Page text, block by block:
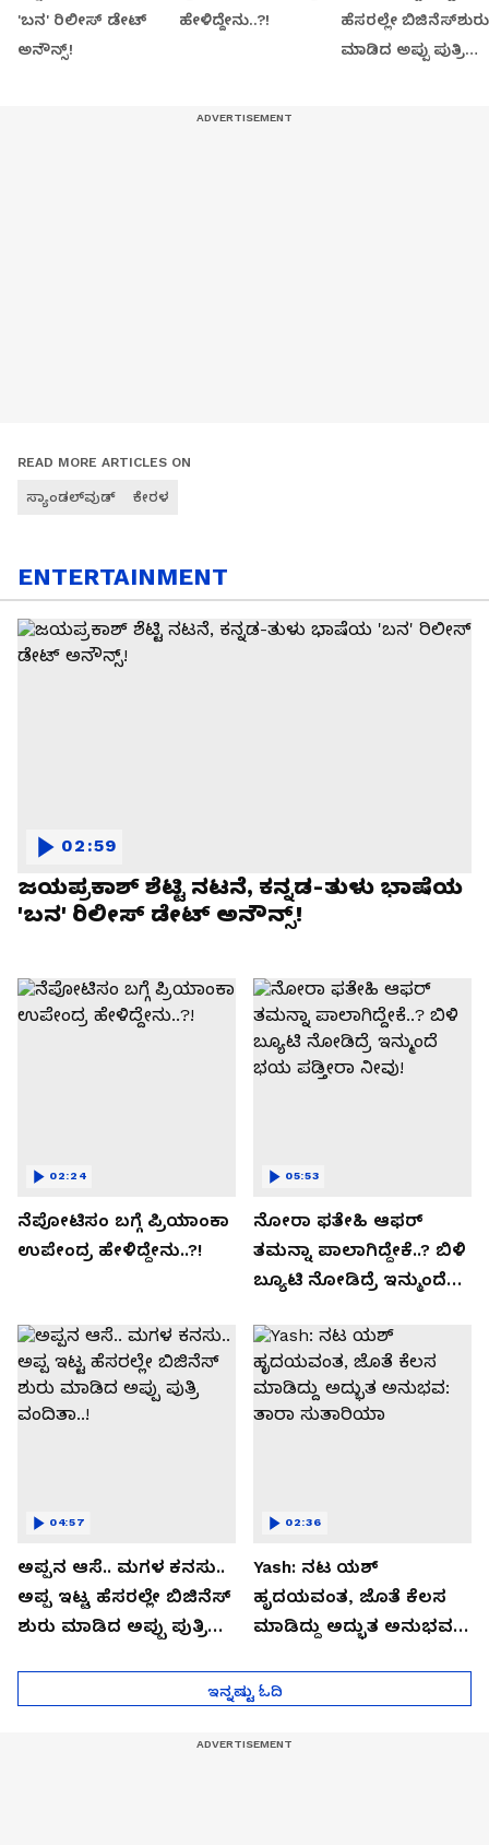
'ಬನ' ರಿಲೀಸ್ ಡೇಟ್
ಅನೌನ್ಸ್!
ಹೇಳಿದ್ದೇನು..?!
ಹೆಸರಲ್ಲೇ ಬಿಜಿನೆಸ್​ಶುರು
ಮಾಡಿದ ಅಪ್ಪು ಪುತ್ರಿ
READ MORE ARTICLES ON
ಸ್ಯಾಂಡಲ್‌ವುಡ್ ಕೇರಳ
ENTERTAINMENT
ಜಯಪ್ರಕಾಶ್ ಶೆಟ್ಟಿ ನಟನೆ, ಕನ್ನಡ-ತುಳು ಭಾಷೆಯ
'ಬನ' ರಿಲೀಸ್ ಡೇಟ್ ಅನೌನ್ಸ್!
02:59
ನೆಪೋಟಿಸಂ ಬಗ್ಗೆ ಪ್ರಿಯಾಂಕಾ
ಉಪೇಂದ್ರ ಹೇಳಿದ್ದೇನು..?!
02:24
ನೋರಾ ಫತೇಹಿ ಆಫರ್​
ತಮನ್ನಾ ಪಾಲಾಗಿದ್ದೇಕೆ..? ಬಿಳಿ
ಬ್ಯೂಟಿ ನೋಡಿದ್ರೆ ಇನ್ಮುಂದೆ
05:53
ಅಪ್ಪನ ಆಸೆ.. ಮಗಳ ಕನಸು..
ಅಪ್ಪ ಇಟ್ಟ ಹೆಸರಲ್ಲೇ ಬಿಜಿನೆಸ್​
ಶುರು ಮಾಡಿದ ಅಪ್ಪು ಪುತ್ರಿ
04:57
Yash: ನಟ ಯಶ್​
ಹೃದಯವಂತ, ಜೊತೆ ಕೆಲಸ
ಮಾಡಿದ್ದು ಅದ್ಭುತ ಅನುಭವ:
02:36
ಇನ್ನಷ್ಟು ಓದಿ